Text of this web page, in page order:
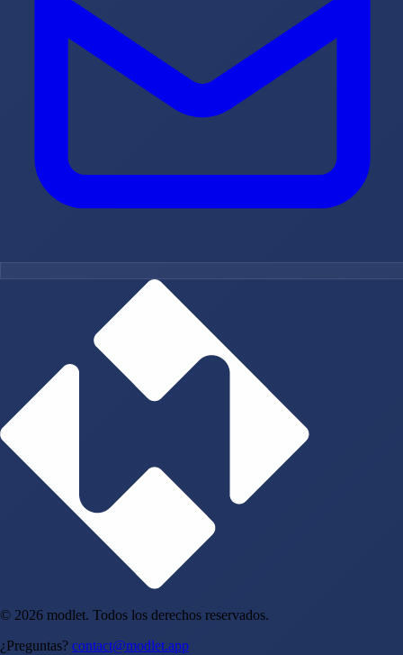
© 2026 modlet. Todos los derechos reservados.
¿Preguntas? contact@modlet.app